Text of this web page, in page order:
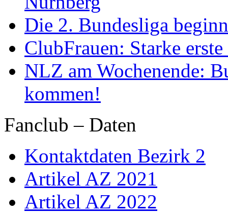
Die 2. Bundesliga
ClubFrauen: Starke
NLZ am Wochenende:
kommen!
Fanclub – Daten
Kontaktdaten Bezirk 2
Artikel AZ 2021
Artikel AZ 2022